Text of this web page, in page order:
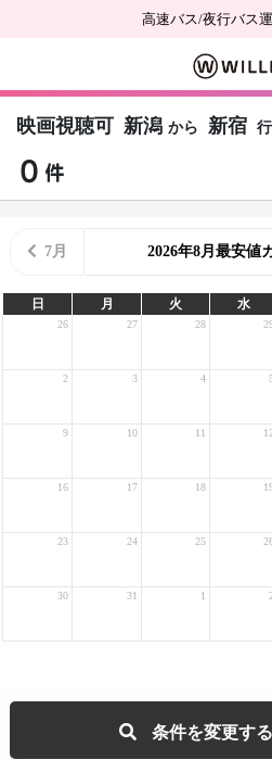
高速バス/夜行バス
映画視聴可 新潟 から 新宿
7月 2026年8月最安値
日 月 火 水
26 27 28
2 3 4
9 10 11 12
16 17 18
23 24 25
30 31 1 2
条件を変更する